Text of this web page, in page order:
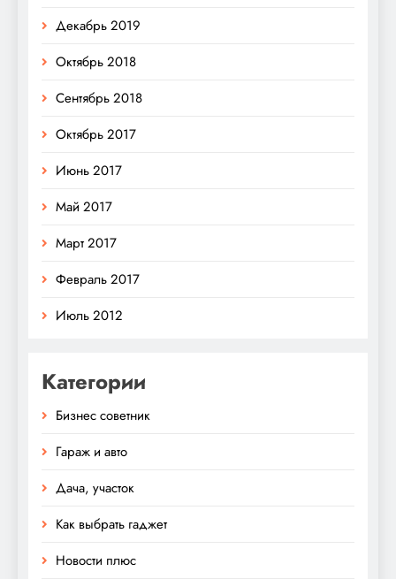
Декабрь 2019
Октябрь 2018
Сентябрь 2018
Октябрь 2017
Июнь 2017
Май 2017
Март 2017
Февраль 2017
Июль 2012
Категории
Бизнес советник
Гараж и авто
Дача, участок
Как выбрать гаджет
Новости плюс